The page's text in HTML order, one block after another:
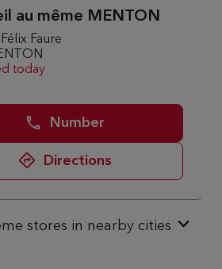
au même MENTON
Faure
today
Number
Directions
stores in nearby cities